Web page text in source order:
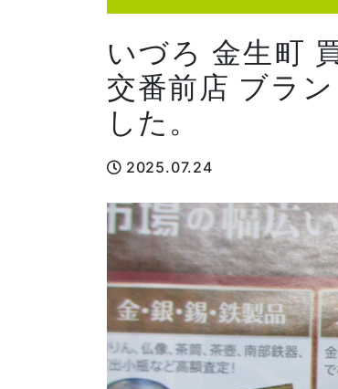
いづろ 金生町
交番前店 ブラ
した。
2025.07.24